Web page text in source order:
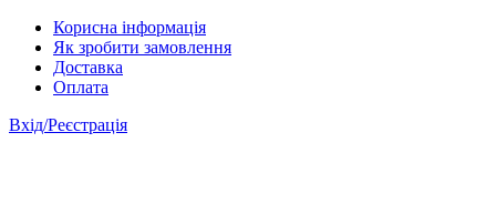
Skip to main content
Корисна інформація
Як зробити замовлення
Доставка
Оплата
Вхід/Реєстрація